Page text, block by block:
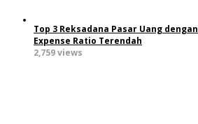
Top 3 Reksadana Pasar Uang dengan
Expense Ratio Terendah
2,759 views